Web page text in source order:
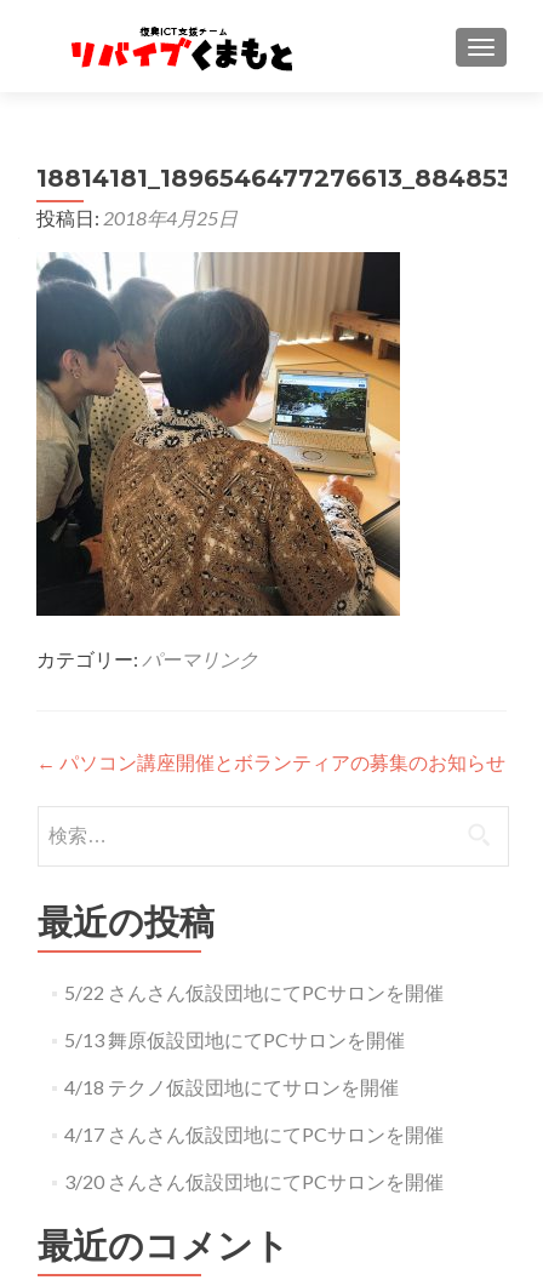
ナビゲ
投稿日: 2018年4月25日
カテゴリー: パーマリンク
投稿ナビゲーション
← パソコン講座開催とボランティアの募集のお知らせ
検索:
最近の投稿
5/22 さんさん仮設団地にてPCサロンを開催
5/13 舞原仮設団地にてPCサロンを開催
4/18 テクノ仮設団地にてサロンを開催
4/17 さんさん仮設団地にてPCサロンを開催
3/20 さんさん仮設団地にてPCサロンを開催
最近のコメント